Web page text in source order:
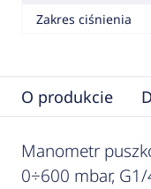
Zakres ciśnienia
O produkcie
Manometr
0÷600 mbar,